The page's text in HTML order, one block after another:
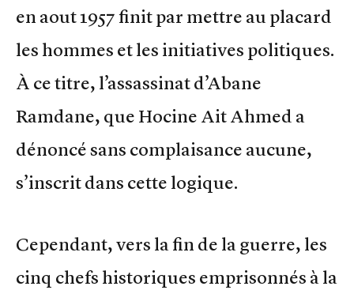
en aout 1957 finit par mettre au placard
les hommes et les initiatives politiques.
À ce titre, l’assassinat d’Abane
Ramdane, que Hocine Ait Ahmed a
dénoncé sans complaisance aucune,
s’inscrit dans cette logique.
Cependant, vers la fin de la guerre, les
cinq chefs historiques emprisonnés à la